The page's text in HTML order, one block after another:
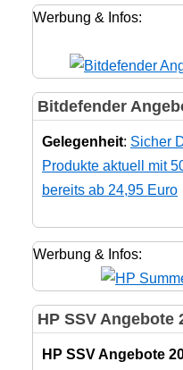
Werbung & Infos:
Bitdefender
Gelegenheit: Sicher
Produkte aktuell mit
bereits ab 24,95 Euro
Werbung & Infos:
HP SSV Angebote
HP SSV Angebote